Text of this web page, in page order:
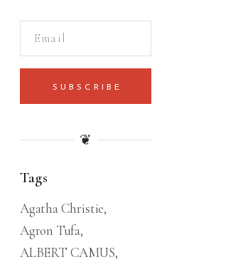
SUBSCRIBE
❦
Tags
Agatha Christie
Agron Tufa
ALBERT CAMUS